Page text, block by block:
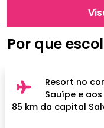
Por que
Resort no
Sauípe e
85 km da capital